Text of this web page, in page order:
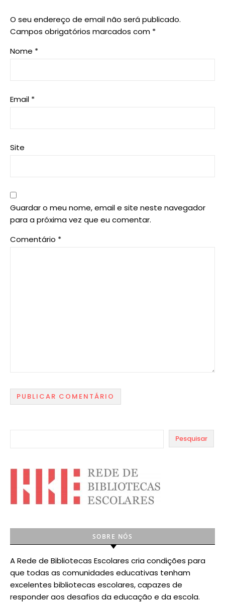
O seu endereço de email não será publicado.
Campos obrigatórios marcados com *
Nome *
Email *
Site
Guardar o meu nome, email e site neste navegador
para a próxima vez que eu comentar.
Comentário *
Pesquisar
SOBRE NÓS
A Rede de Bibliotecas Escolares cria condições para
que todas as comunidades educativas tenham
excelentes bibliotecas escolares, capazes de
responder aos desafios da educação e da escola.